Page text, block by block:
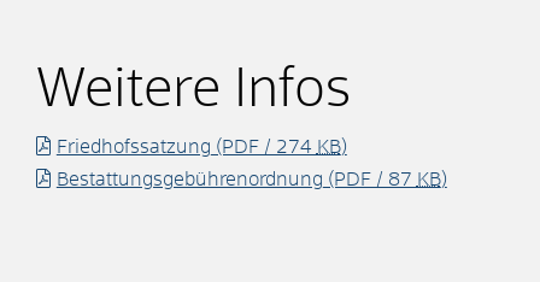
Weitere Infos
Friedhofssatzung (PDF / 274 KB)
Bestattungsgebührenordnung (PDF / 87 KB)